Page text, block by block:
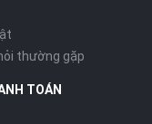
thường gặp
TOÁN